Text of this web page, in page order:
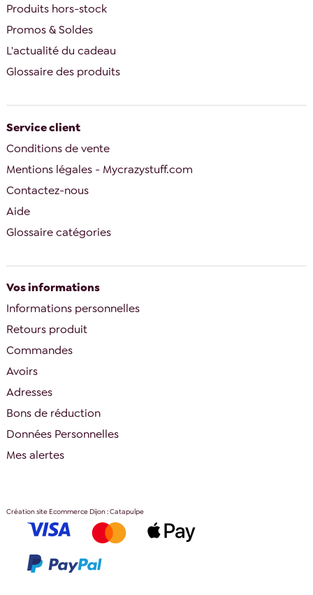
Produits hors-stock
Promos & Soldes
L'actualité du cadeau
Glossaire des produits
Service client
Conditions de vente
Mentions légales - Mycrazystuff.com
Contactez-nous
Aide
Glossaire catégories
Vos informations
Informations personnelles
Retours produit
Commandes
Avoirs
Adresses
Bons de réduction
Données Personnelles
Mes alertes
Création site Ecommerce Dijon : Catapulpe